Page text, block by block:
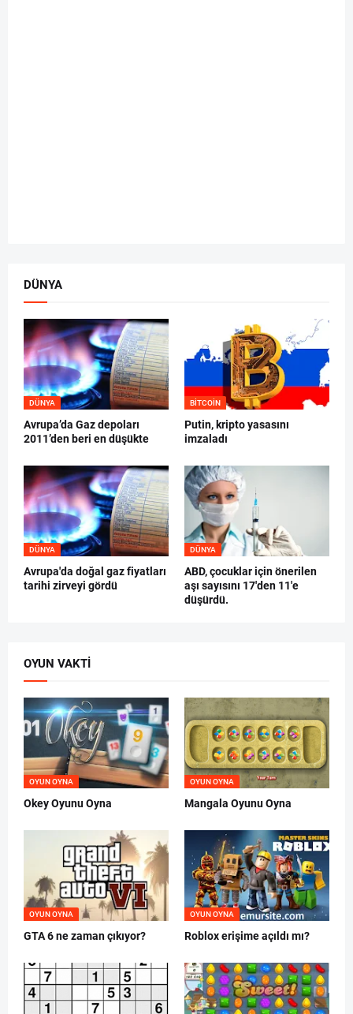
DÜNYA
DÜNYA
Avrupa’da Gaz depoları
2011’den beri en düşükte
BITCOIN
Putin, kripto yasasını
imzaladı
DÜNYA
Avrupa'da doğal gaz fiyatları
tarihi zirveyi gördü
DÜNYA
ABD, çocuklar için önerilen
aşı sayısını 17'den 11'e
düşürdü.
OYUN VAKTI
OYUN OYNA
Okey Oyunu Oyna
OYUN OYNA
Mangala Oyunu Oyna
OYUN OYNA
GTA 6 ne zaman çıkıyor?
OYUN OYNA
Roblox erişime açıldı mı?